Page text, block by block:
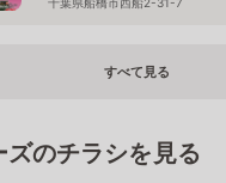
千葉県船橋市西船2-31-7
すべて見る
ズのチラシを見る